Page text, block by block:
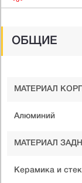
ОБЩИЕ
МАТЕРИАЛ
Алюминий
МАТЕРИАЛ
Керамика и